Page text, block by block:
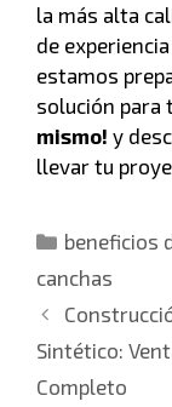
la más alta
de
estamos
solución para
mismo! y
llevar tu
beneficios
canchas
Sintético:
Completo